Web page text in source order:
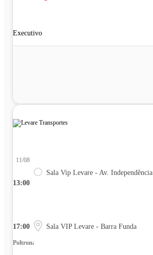
Executivo
13:00
11/08
Sala Vip Levare - Av. Independência
17:00 Sala VIP Levare - Barra Funda
Poltrona